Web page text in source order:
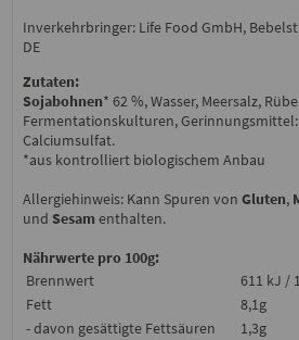
Inverkehrbringer: Life Food GmbH,
DE
Zutaten:
Sojabohnen* 62 %, Wasser, Meersalz,
Fermentationskulturen,
Calciumsulfat.
*aus kontrolliert biologischem Anbau
Allergiehinweis: Kann Spuren von Gluten,
und Sesam enthalten.
Nährwerte pro 100g:
Brennwert
611 kJ /
Fett
8,1g
- davon gesättigte Fettsäuren
1,3g